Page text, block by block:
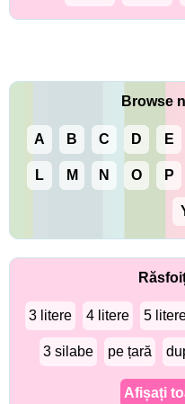
Browse
A B C D E
L M N O P
3 litere 4 litere 5
3 silabe pe țară
Afișați